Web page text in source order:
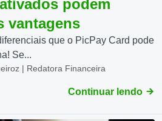
podem
vantagens
que o PicPay Card pode
Se...
| Redatora Financeira
Continuar lendo